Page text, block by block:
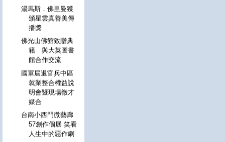
湯馬斯．佛里曼獲
頒星雲真善美傳
播獎
佛光山佛館致贈典
籍 與大英圖書
館合作交流
國軍屆退官兵中區
就業整合權益說
明會暨現場徵才
媒合
台南小西門微藝廊
57創作個展 笑看
人生中的惡作劇